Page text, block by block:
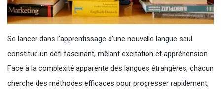
Se lancer dans l’apprentissage d’une nouvelle langue seul
constitue un défi fascinant, mêlant excitation et appréhension.
Face à la complexité apparente des langues étrangères, chacun
cherche des méthodes efficaces pour progresser rapidement,